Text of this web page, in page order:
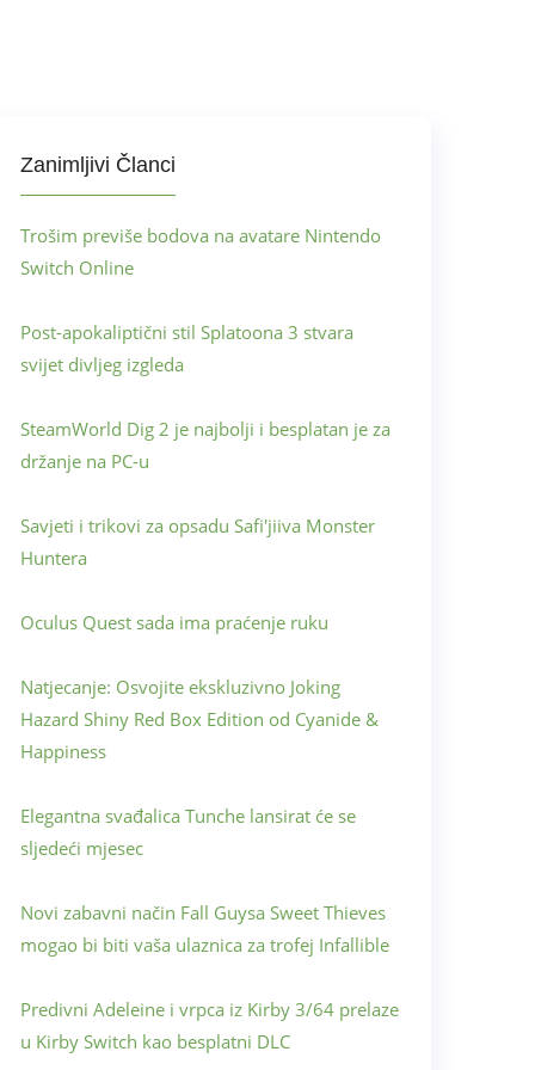
Zanimljivi Članci
Trošim previše bodova na avatare Nintendo
Switch Online
Post-apokaliptični stil Splatoona 3 stvara
svijet divljeg izgleda
SteamWorld Dig 2 je najbolji i besplatan je za
držanje na PC-u
Savjeti i trikovi za opsadu Safi'jiiva Monster
Huntera
Oculus Quest sada ima praćenje ruku
Natjecanje: Osvojite ekskluzivno Joking
Hazard Shiny Red Box Edition od Cyanide &
Happiness
Elegantna svađalica Tunche lansirat će se
sljedeći mjesec
Novi zabavni način Fall Guysa Sweet Thieves
mogao bi biti vaša ulaznica za trofej Infallible
Predivni Adeleine i vrpca iz Kirby 3/64 prelaze
u Kirby Switch kao besplatni DLC